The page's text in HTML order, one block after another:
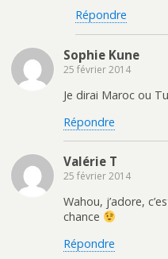
Répondre
Sophie Kune
25 février 2014
Je dirai Maroc ou
Répondre
Valérie T
25 février 2014
Wahou, j’adore,
chance
Répondre